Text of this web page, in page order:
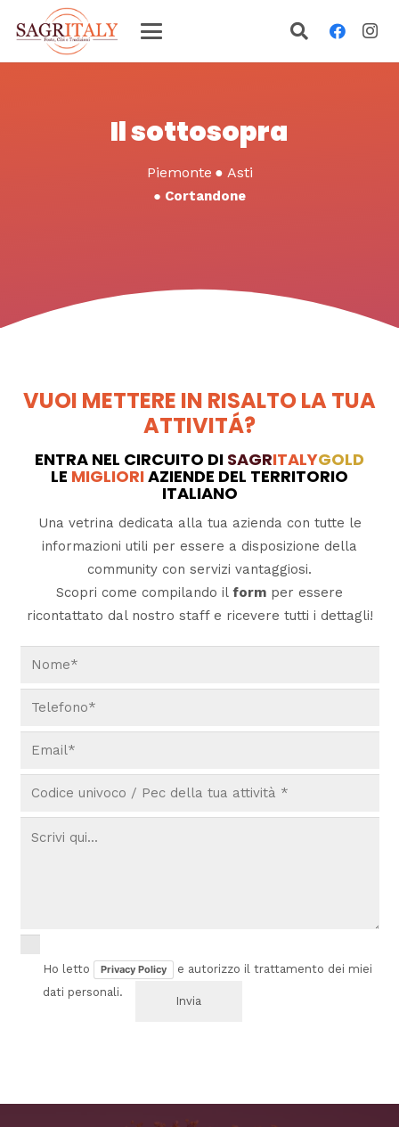
Il sottosopra
Piemonte ● Asti
● Cortandone
VUOI METTERE IN RISALTO LA TUA
ATTIVITÁ?
ENTRA NEL CIRCUITO DI SAGRITALYGOLD
LE MIGLIORIAZIENDE DEL TERRITORIO
ITALIANO
Una vetrina dedicata alla tua azienda con tutte le
informazioni utili per essere a disposizione della
community con servizi vantaggiosi.
Scopri come compilando il form per essere
ricontattato dal nostro staff e ricevere tutti i dettagli!
Ho letto Privacy Policy
e autorizzo il trattamento dei miei
dati personali.